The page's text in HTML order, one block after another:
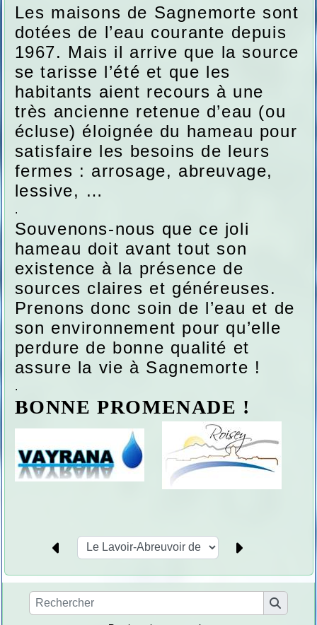
Les maisons de Sagnemorte sont
dotées de l’eau courante depuis
1967. Mais il arrive que la source
se tarisse l’été et que les
habitants aient recours à une
très ancienne retenue d’eau (ou
écluse) éloignée du hameau pour
satisfaire les besoins de leurs
fermes : arrosage, abreuvage,
lessive, …
.
Souvenons-nous que ce joli
hameau doit avant tout son
existence à la présence de
sources claires et généreuses.
Prenons donc soin de l’eau et de
son environnement pour qu’elle
perdure de bonne qualité et
assure la vie à Sagnemorte !
.
BONNE PROMENADE !